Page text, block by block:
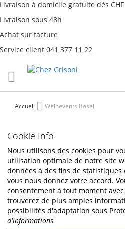
Livraison à domicile gratuite dès
Livraison sous 48h
Achat sur facture
Service client 041 377 11 22
Accueil Weinevents Basel
Cookie Info
Nous utilisons des cookies pour
utilisation optimale de notre site
données à des fins de
vous nous donnez votre accord.
consentement à tout moment
trouverez de plus amples
possibilités d'adaptation sous
d'informations